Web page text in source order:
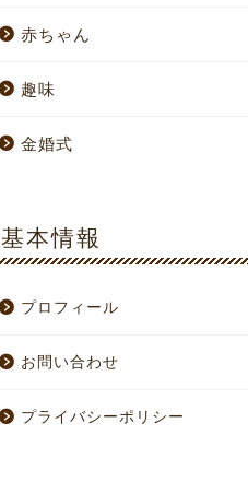
赤ちゃん
趣味
金婚式
基本情報
プロフィール
お問い合わせ
プライバシーポリシー